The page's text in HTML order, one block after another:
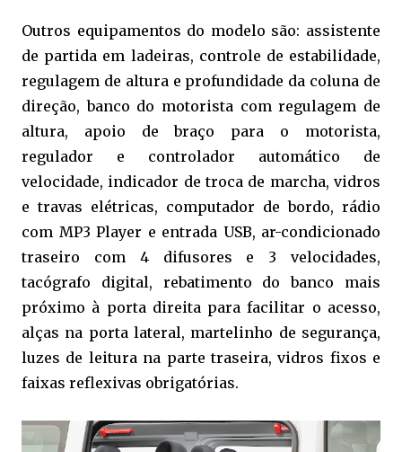
Outros equipamentos do modelo são: assistente
de partida em ladeiras, controle de estabilidade,
regulagem de altura e profundidade da coluna de
direção, banco do motorista com regulagem de
altura, apoio de braço para o motorista,
regulador e controlador automático de
velocidade, indicador de troca de marcha, vidros
e travas elétricas, computador de bordo, rádio
com MP3 Player e entrada USB, ar-condicionado
traseiro com 4 difusores e 3 velocidades,
tacógrafo digital, rebatimento do banco mais
próximo à porta direita para facilitar o acesso,
alças na porta lateral, martelinho de segurança,
luzes de leitura na parte traseira, vidros fixos e
faixas reflexivas obrigatórias.